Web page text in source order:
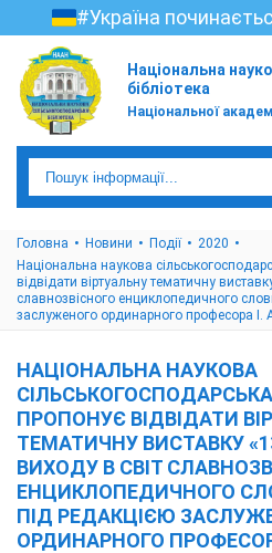
#Україна
Національна
бібліотека
Національної
Головна Новини Події
2020
Національна наукова
відвідати віртуальну тематичну
славнозвісного енциклопедичного
заслуженого ординарного професора І.
НАЦІОНАЛЬНА НАУКОВА
ПРОПОНУЄ ВІДВІДАТИ
ТЕМАТИЧНУ ВИСТАВКУ
ВИХОДУ В СВІТ
ЕНЦИКЛОПЕДИЧНОГО
ПІД РЕДАКЦІЄЮ
ОРДИНАРНОГО